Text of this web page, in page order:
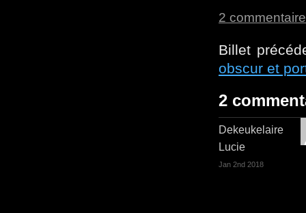
2
Billet
obscur et
2
Dekeukelaire
Lucie
Jan 2nd 2018